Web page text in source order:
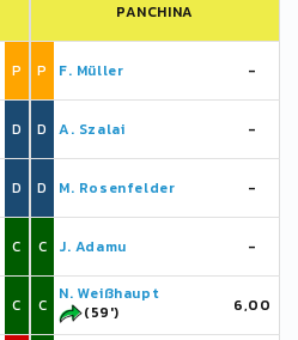
P
D
D
C
C
PANCHINA
P F. Müller -
D A. Szalai -
D M. Rosenfelder -
C J. Adamu -
C
N. Weißhaupt
(59')
6,00